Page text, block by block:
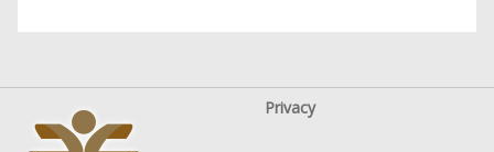
Privacy